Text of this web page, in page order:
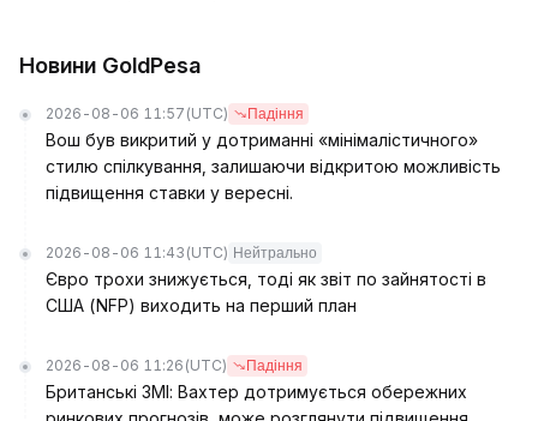
Новини GoldPesa
2026-08-06 11:57 (UTC) Падіння
Вош був викритий у дотриманні «мінімалістичного»
стилю спілкування, залишаючи відкритою можливість
підвищення ставки у вересні.
2026-08-06 11:43 (UTC) Нейтрально
Євро трохи знижується, тоді як звіт по зайнятості в
США (NFP) виходить на перший план
2026-08-06 11:26 (UTC) Падіння
Британські ЗМІ: Вахтер дотримується обережних